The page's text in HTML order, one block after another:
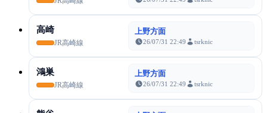
高崎
JR高崎線
上野方面
26/07/31 22:49 tsrknic
鴻巣
JR高崎線
上野方面
26/07/31 22:49 tsrknic